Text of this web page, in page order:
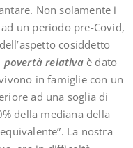
Non solamente i
un periodo pre-Covid,
cosiddetto
povertà relativaè dato
in famiglie con un
ad una soglia di
della mediana della
La nostra